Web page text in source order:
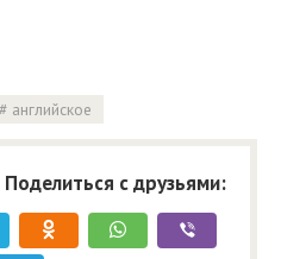
английское
с друзьями: